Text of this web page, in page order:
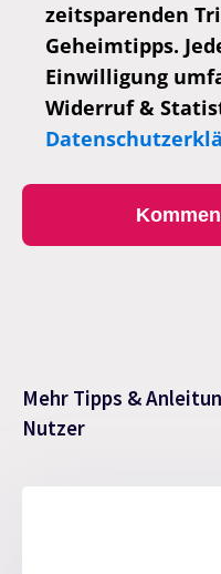
zeitsparenden
Geheimtipps.
Einwilligung
Widerruf &
Mehr Tipps &
Nutzer